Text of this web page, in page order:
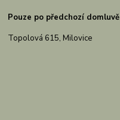
Pouze po předchozí domluvě
Topolová 615, Milovice